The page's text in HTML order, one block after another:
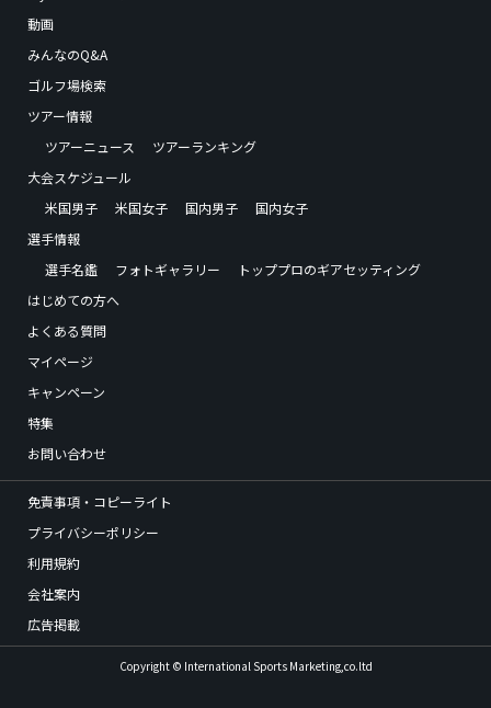
動画
みんなのQ&A
ゴルフ場検索
ツアー情報
ツアーニュース
ツアーランキング
大会スケジュール
米国男子
米国女子 国内男子
国内女子
選手情報
選手名鑑
フォトギャラリー
トッププロのギアセッティング
はじめての方へ
よくある質問
マイページ
キャンペーン
特集
お問い合わせ
免責事項・コピーライト
プライバシーポリシー
利用規約
会社案内
広告掲載
Copyright © International Sports Marketing,co.ltd